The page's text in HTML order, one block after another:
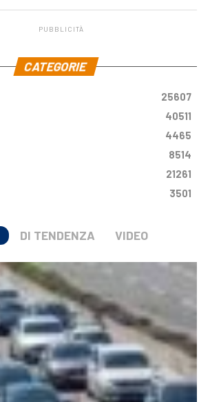
PUBBLICITÀ
CATEGORIE
25607
40511
4465
8514
21261
3501
DI TENDENZA VIDEO